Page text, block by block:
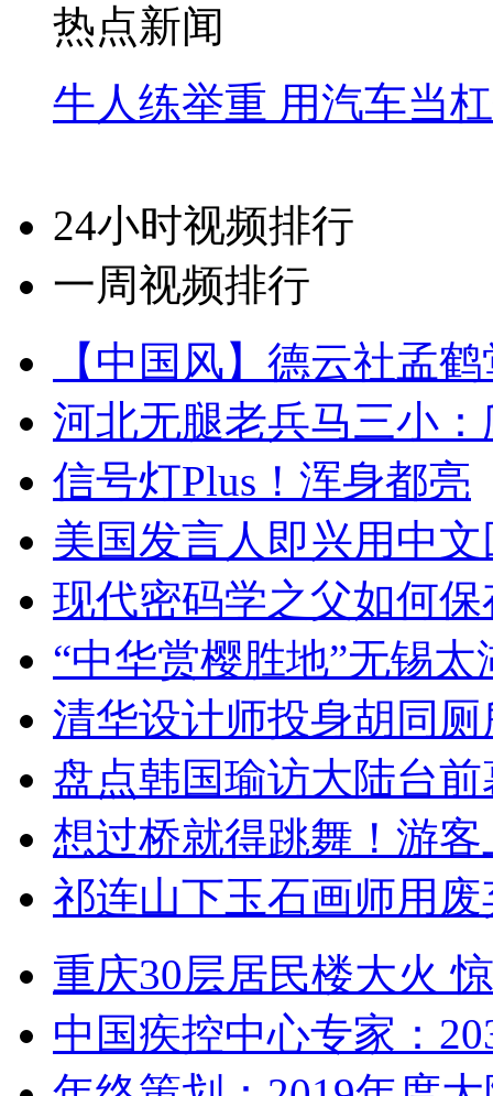
热点新闻
牛人练举重 用汽车当
24小时视频排行
一周视频排行
【中国风】德云社孟
河北无腿老兵马三小
信号灯Plus！浑身都亮
美国发言人即兴用中
现代密码学之父如何
“中华赏樱胜地”无锡
清华设计师投身胡同
盘点韩国瑜访大陆台
想过桥就得跳舞！游客
祁连山下玉石画师用
重庆30层居民楼大火
中国疾控中心专家：